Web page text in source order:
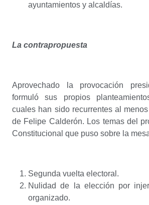
ayuntamientos y alcaldías.
La contrapropuesta
Aprovechado la provocación
formuló sus propios
cuales han sido recurrentes al
de Felipe Calderón. Los temas del
Constitucional que puso sobre la
Segunda vuelta electoral.
Nulidad de la elección por
organizado.